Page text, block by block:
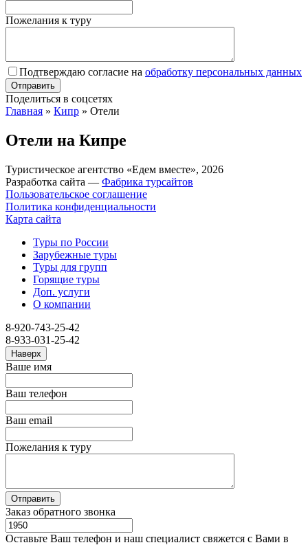
Пожелания к туру
Подтверждаю согласие на обработку персональных данных
Поделиться в соцсетях
Главная » Кипр » Отели
Отели на Кипре
Туристическое агентство «Едем вместе», 2026
Разработка сайта — Фабрика турсайтов
Пользовательское соглашение
Политика конфиденциальности
Карта сайта
Туры по России
Зарубежные туры
Туры для групп
Горящие туры
Доп. услуги
О компании
8-920-743-25-42
8-933-031-25-42
Наверх
Ваше имя
Ваш телефон
Ваш email
Пожелания к туру
Заказ обратного звонка
Оставьте Ваш телефон и наш специалист свяжется с Вами в